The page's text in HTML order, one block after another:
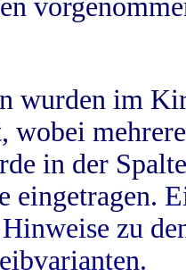
wurden im
wobei
in der
eingetragen.
zu